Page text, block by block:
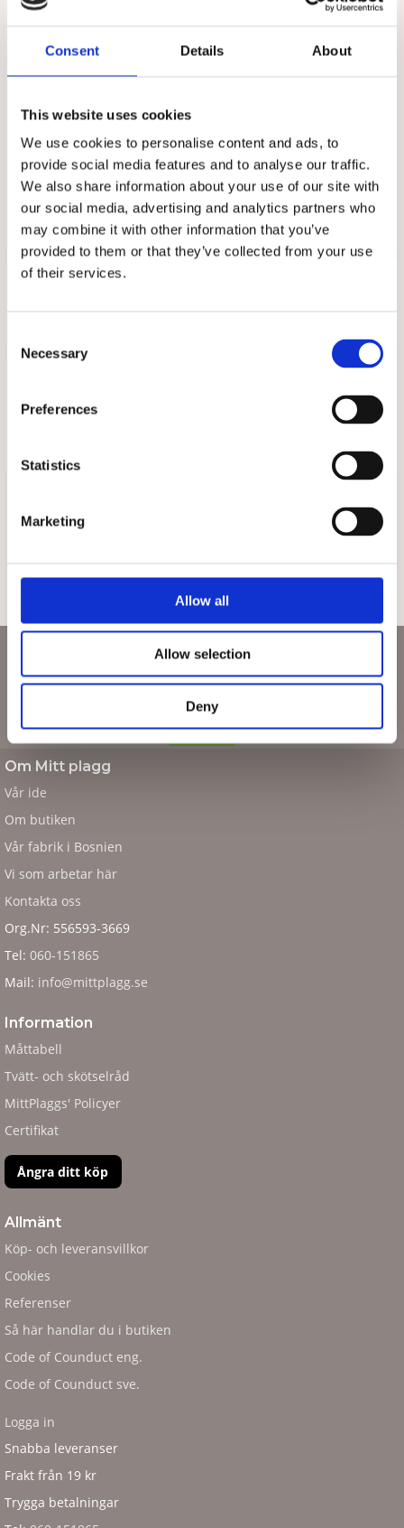
Consent Details About
This website uses cookies
We use cookies to personalise content and ads, to
provide social media features and to analyse our traffic.
We also share information about your use of our site with
our social media, advertising and analytics partners who
may combine it with other information that you’ve
provided to them or that they’ve collected from your use
of their services.
Selection
Necessary
Preferences
Statistics
Marketing
Allow all
Allow selection
Deny
Storlekar:XS-XXL
Tipsa
TILL TOPPEN
Om Mitt plagg
Vår ide
Om butiken
Vår fabrik i Bosnien
Vi som arbetar här
Kontakta oss
Org.Nr: 556593-3669
Tel: 060-151865
Mail: info@mittplagg.se
Information
Måttabell
Tvätt- och skötselråd
MittPlaggs' Policyer
Certifikat
Ångra ditt köp
Allmänt
Köp- och leveransvillkor
Cookies
Referenser
Så här handlar du i butiken
Code of Counduct eng.
Code of Counduct sve.
Logga in
Snabba leveranser
Frakt från 19 kr
Trygga betalningar